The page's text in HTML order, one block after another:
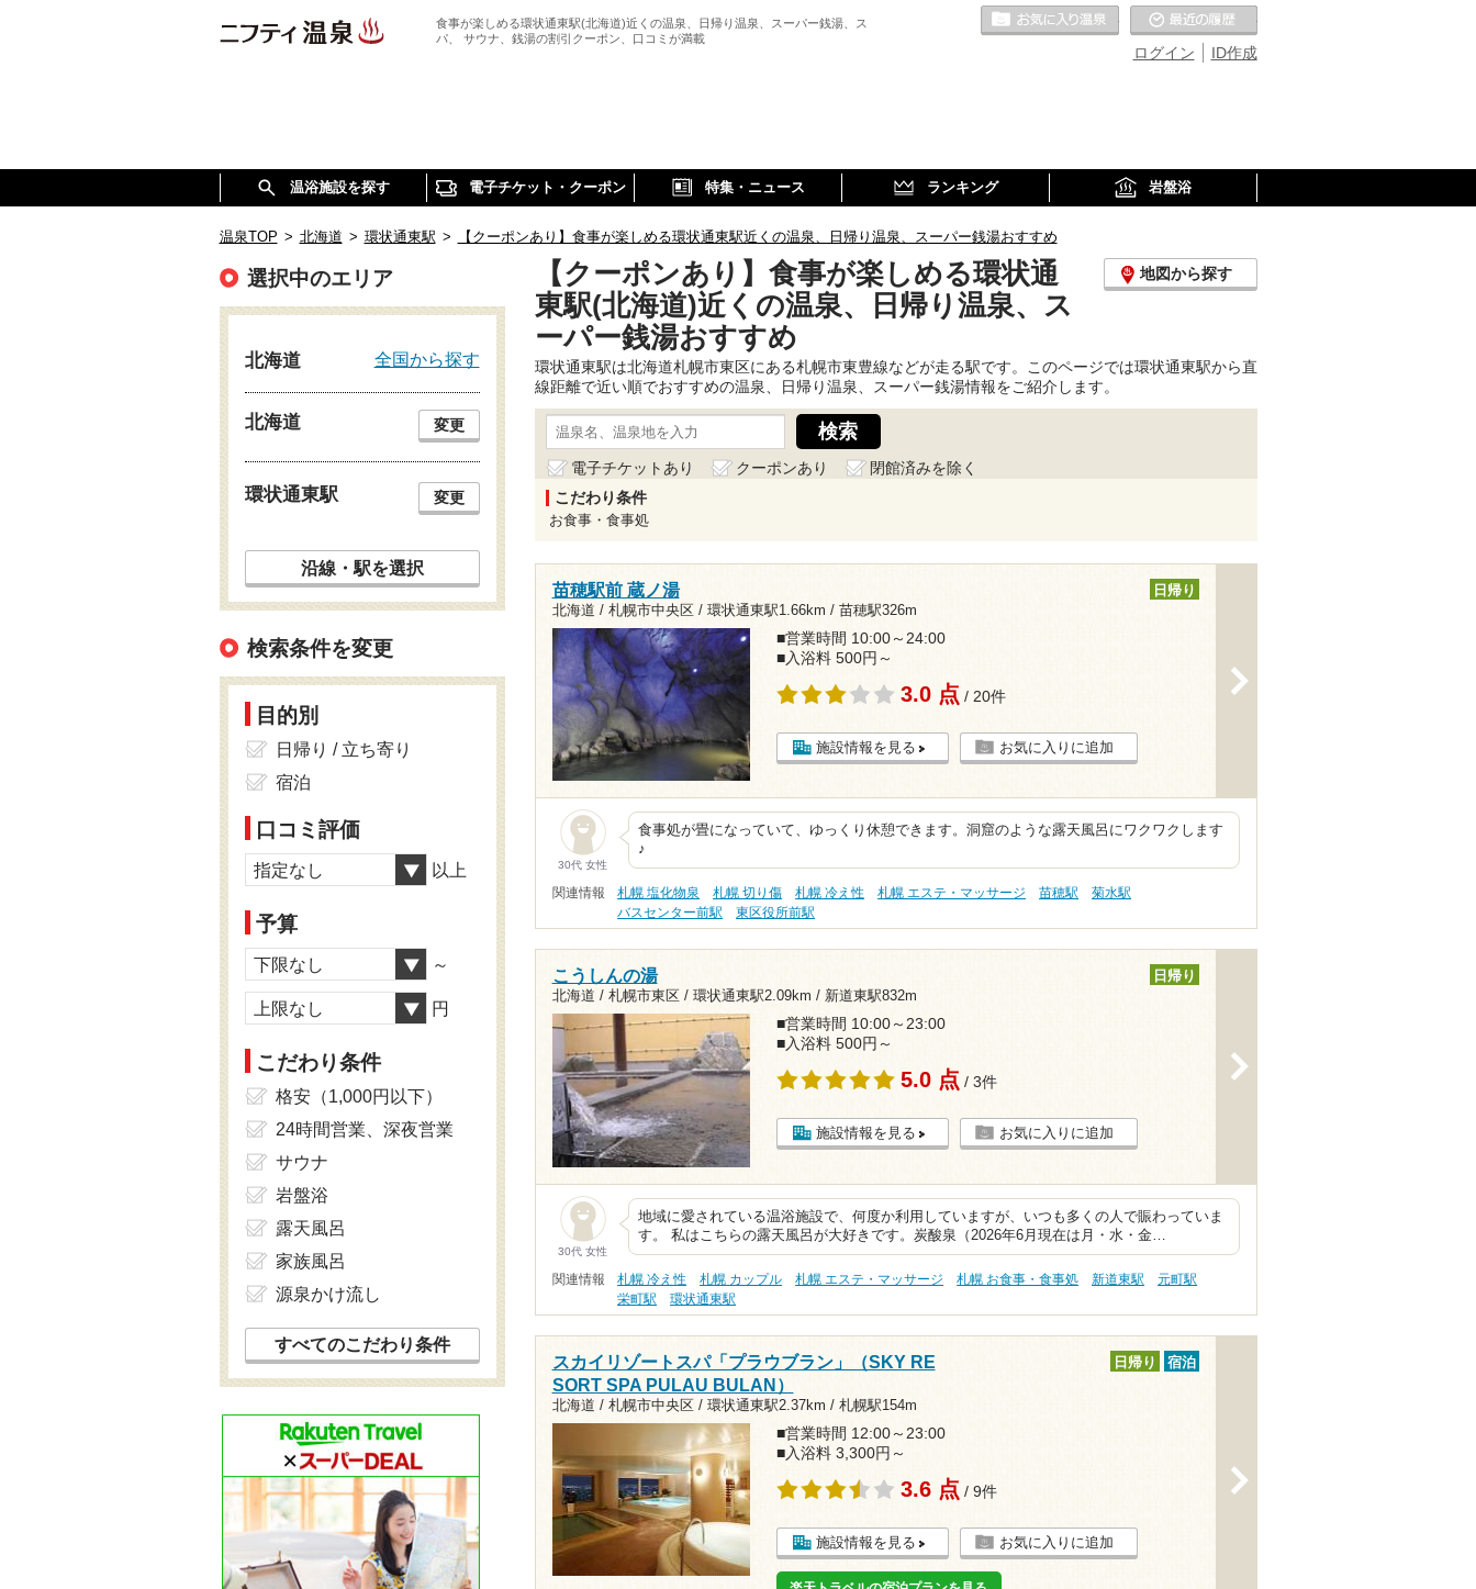
食事が楽しめる環状通東駅(北海道)近くの温泉、日帰り温泉、スーパー銭湯、ス
パ、 サウナ、銭湯の割引クーポン、口コミが満載
ID作成
ログイン
お気に入りの温泉
温浴施設を探す 電子チケット・クーポン 特集・ニュース ランキング 岩盤浴
温泉TOP > 北海道 > 環状通東駅 > 【クーポンあり】食事が楽しめる環状通東駅近くの温泉、日帰り温泉、スーパー銭湯おすすめ
【クーポンあり】食事が楽しめる環状通
東駅(北海道)近くの温泉、日帰り温泉、ス
ーパー銭湯おすすめ
地図から探す
環状通東駅は北海道札幌市東区にある札幌市東豊線などが走る駅です。このページでは環状通東駅から直
線距離で近い順でおすすめの温泉、日帰り温泉、スーパー銭湯情報をご紹介します。
電子チケットあり クーポンあり
閉館済みを除く
こだわり条件
お食事・食事処
苗穂駅前 蔵ノ湯
北海道 / 札幌市中央区 / 環状通東駅1.66km / 苗穂駅326m
日帰り
■営業時間 10:00～24:00
■入浴料 500円～
3.0 点 / 20件
施設情報を見る お気に入りに追加
30代 女性
食事処が畳になっていて、ゆっくり休憩できます。洞窟のような露天風呂にワクワクします
♪
関連情報 札幌 塩化物泉 札幌 切り傷 札幌 冷え性 札幌 エステ・マッサージ 苗穂駅
菊水駅
バスセンター前駅
東区役所前駅
こうしんの湯
北海道 / 札幌市東区 / 環状通東駅2.09km / 新道東駅832m
日帰り
■営業時間 10:00～23:00
■入浴料 500円～
5.0 点 / 3件
施設情報を見る お気に入りに追加
30代 女性
地域に愛されている温浴施設で、何度か利用していますが、いつも多くの人で賑わっていま
す。 私はこちらの露天風呂が大好きです。炭酸泉（2026年6月現在は月・水・金…
関連情報 札幌 冷え性 札幌 カップル 札幌 エステ・マッサージ 札幌 お食事・食事処 新道東駅
元町駅
栄町駅
環状通東駅
スカイリゾートスパ「プラウブラン」（SKY RE
SORT SPA PULAU BULAN）
北海道 / 札幌市中央区 / 環状通東駅2.37km / 札幌駅154m
日帰り 宿泊
■営業時間 12:00～23:00
■入浴料 3,300円～
3.6 点 / 9件
施設情報を見る お気に入りに追加
選択中のエリア
北海道 全国から探す
北海道 変更
環状通東駅 変更
沿線・駅を選択
検索条件を変更
目的別
日帰り / 立ち寄り
宿泊
口コミ評価
指定なし 以上
予算
下限なし ～
上限なし 円
こだわり条件
格安（1,000円以下）
24時間営業、深夜営業
サウナ
岩盤浴
露天風呂
家族風呂
源泉かけ流し
すべてのこだわり条件